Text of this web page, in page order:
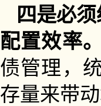
四是必
配置效率。
债管理，
存量来带